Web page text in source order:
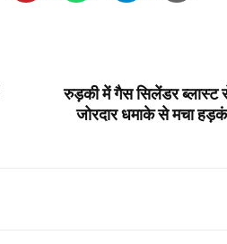
रुड़की में गैस सिलेंडर ब्लास्ट
जोरदार धमाके से मचा